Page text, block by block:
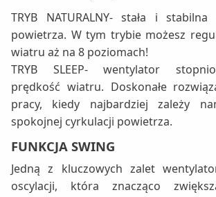
TRYB NATURALNY- stała i
powietrza. W tym trybie możesz
wiatru aż na 8 poziomach!
TRYB SLEEP- wentylator
prędkość wiatru. Doskonałe
pracy, kiedy najbardziej zależy
spokojnej cyrkulacji powietrza.
FUNKCJA SWING
Jedną z kluczowych zalet
oscylacji, która znacząco